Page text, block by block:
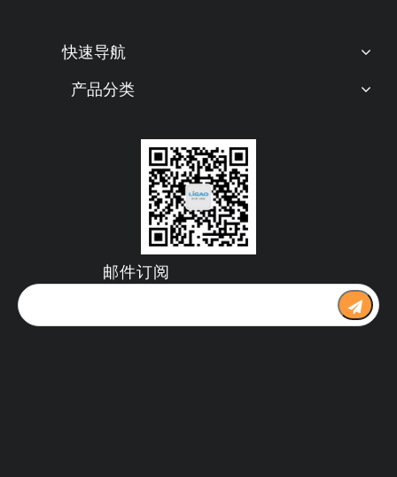
快速导航
产品分类
邮件订阅